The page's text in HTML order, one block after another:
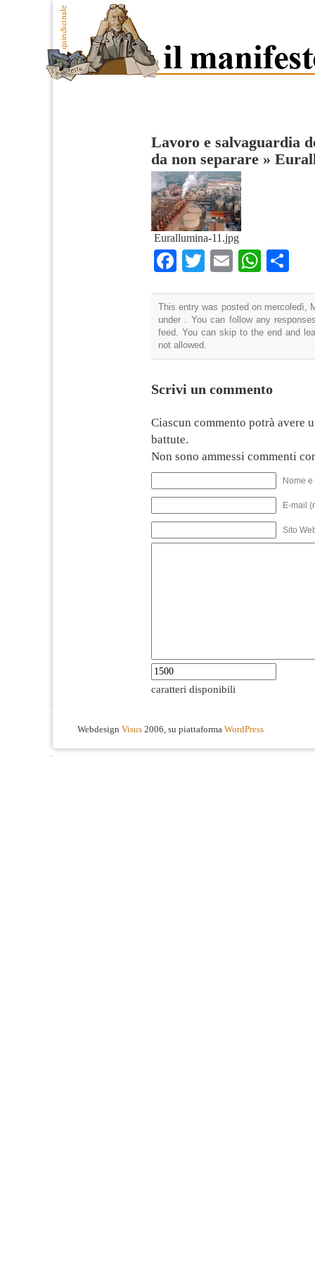
Lavoro e salvaguardia
da non separare »
Eurallumina-11.jpg
Facebook
TwitterEmail
This entry was posted on mercoledì,
under . You can follow any
feed. You can skip to the end and
not allowed.
Scrivi un commento
Ciascun commento potrà avere
battute.
Non sono ammessi commenti
Nome
E-mail
Sito
caratteri disponibili
Webdesign Visus 2006, su piattaforma WordPress